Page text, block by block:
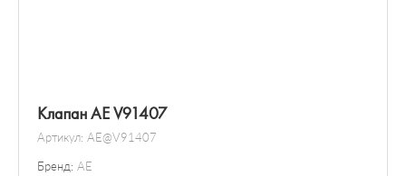
Клапан AE V91407
Артикул: AE@V91407
Бренд: AE